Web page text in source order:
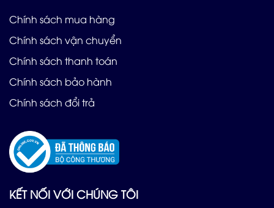
Chính sách mua hàng
Chính sách vận chuyển
Chính sách thanh toán
Chính sách bảo hành
Chính sách đổi trả
KẾT NỐI VỚI CHÚNG TÔI